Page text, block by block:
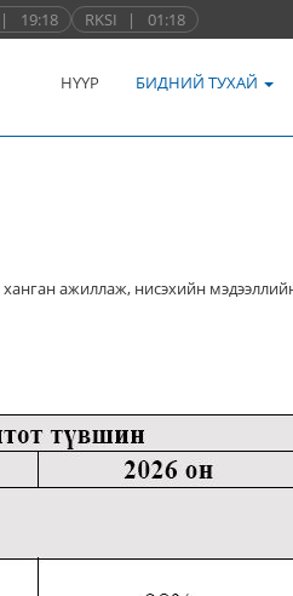
| 19:18 RKSI | 01:18
НҮҮР БИДНИЙ ТУХАЙ
ажиллаж, нисэхийн